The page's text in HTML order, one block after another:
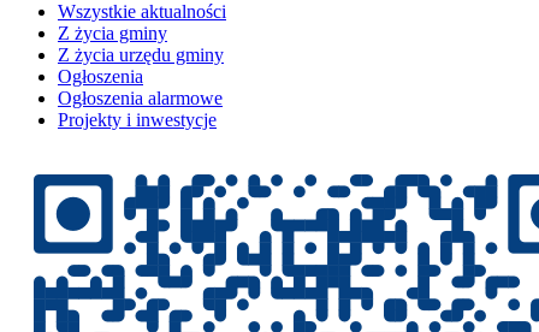
Wszystkie aktualności
Z życia gminy
Z życia urzędu gminy
Ogłoszenia
Ogłoszenia alarmowe
Projekty i inwestycje